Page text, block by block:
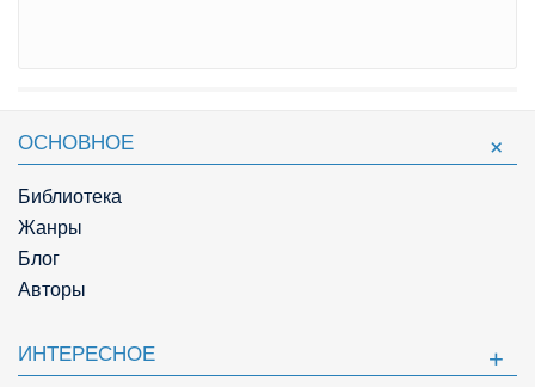
ОСНОВНОЕ
Библиотека
Жанры
Блог
Авторы
ИНТЕРЕСНОЕ